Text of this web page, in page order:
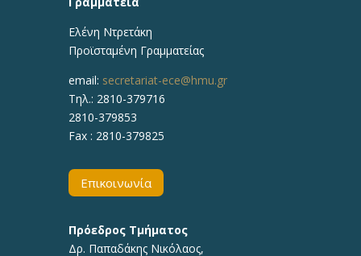
Ελένη Ντρετάκη
Προϊσταμένη Γραμματείας
email: secretariat-ece@hmu.gr
Τηλ.: 2810-379716
2810-379853
Fax : 2810-379825
Επικοινωνία
Πρόεδρος Τμήματος
Δρ. Παπαδάκης Νικόλαος,